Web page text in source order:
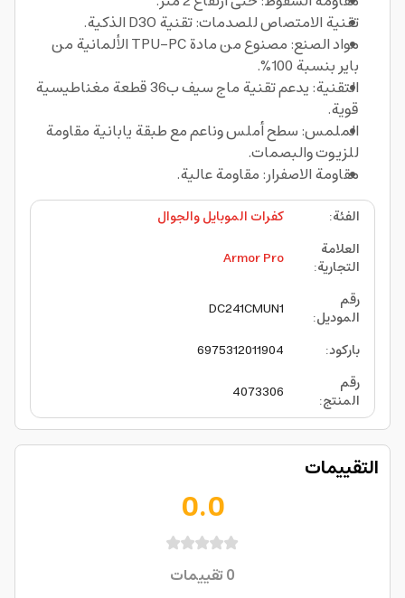
تقنية الامتصاص للصدمات: تقنية D3O الذكية.
مواد الصنع: مصنوع من مادة TPU-PC الألمانية من
باير بنسبة 100%.
التقنية: يدعم تقنية ماج سيف ب36 قطعة مغناطيسية
قوية.
الملمس: سطح أملس وناعم مع طبقة يابانية مقاومة
للزيوت والبصمات.
مقاومة الاصفرار: مقاومة عالية.
الفئة:
كفرات الموبايل والجوال
العلامة
التجارية:
Armor Pro
رقم
الموديل:
DC241CMUN1
باركود:
6975312011904
رقم
المنتج:
4073306
التقييمات
0.0
0تقييمات